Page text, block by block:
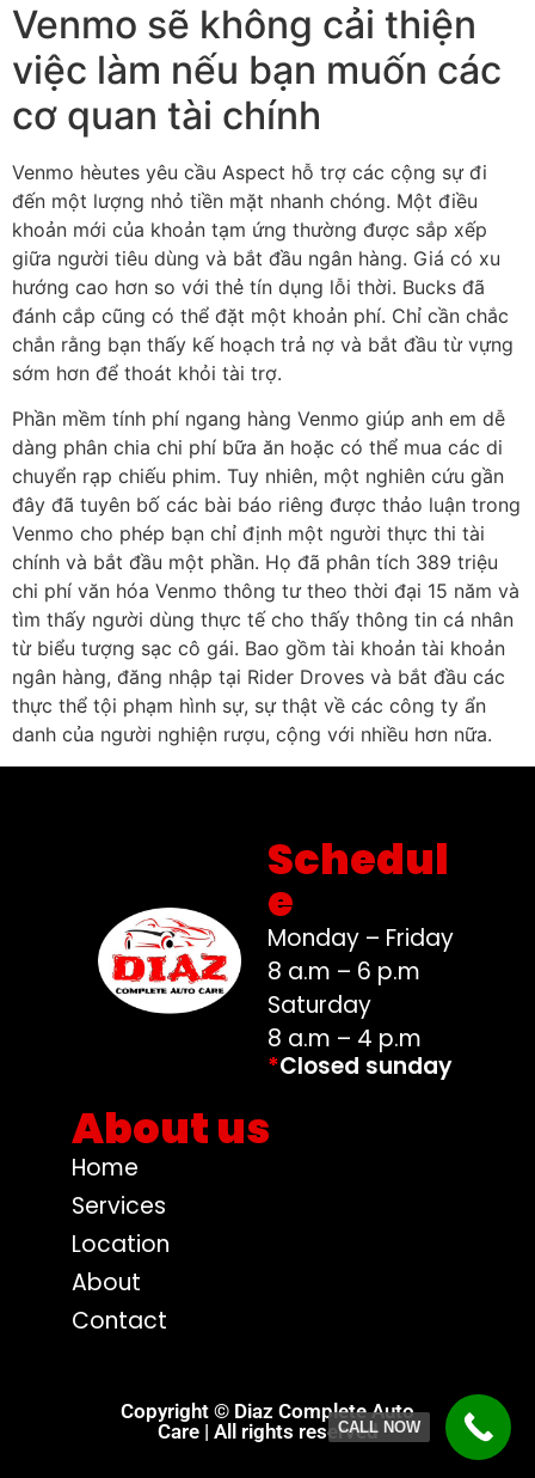
Venmo sẽ không cải thiện
việc làm nếu bạn muốn các
cơ quan tài chính
Venmo hèutes yêu cầu Aspect hỗ trợ các cộng sự đi
đến một lượng nhỏ tiền mặt nhanh chóng. Một điều
khoản mới của khoản tạm ứng thường được sắp xếp
giữa người tiêu dùng và bắt đầu ngân hàng. Giá có xu
hướng cao hơn so với thẻ tín dụng lỗi thời. Bucks đã
đánh cắp cũng có thể đặt một khoản phí. Chỉ cần chắc
chắn rằng bạn thấy kế hoạch trả nợ và bắt đầu từ vựng
sớm hơn để thoát khỏi tài trợ.
Phần mềm tính phí ngang hàng Venmo giúp anh em dễ
dàng phân chia chi phí bữa ăn hoặc có thể mua các di
chuyển rạp chiếu phim. Tuy nhiên, một nghiên cứu gần
đây đã tuyên bố các bài báo riêng được thảo luận trong
Venmo cho phép bạn chỉ định một người thực thi tài
chính và bắt đầu một phần. Họ đã phân tích 389 triệu
chi phí văn hóa Venmo thông tư theo thời đại 15 năm và
tìm thấy người dùng thực tế cho thấy thông tin cá nhân
từ biểu tượng sạc cô gái. Bao gồm tài khoản tài khoản
ngân hàng, đăng nhập tại Rider Droves và bắt đầu các
thực thể tội phạm hình sự, sự thật về các công ty ẩn
danh của người nghiện rượu, cộng với nhiều hơn nữa.
Schedul
e
Monday – Friday
8 a.m – 6 p.m
Saturday
8 a.m – 4 p.m
*Closed sunday
About us
Home
Services
Location
About
Contact
Copyright © Diaz Complete Auto
Care | All rights reservedCALL NOW